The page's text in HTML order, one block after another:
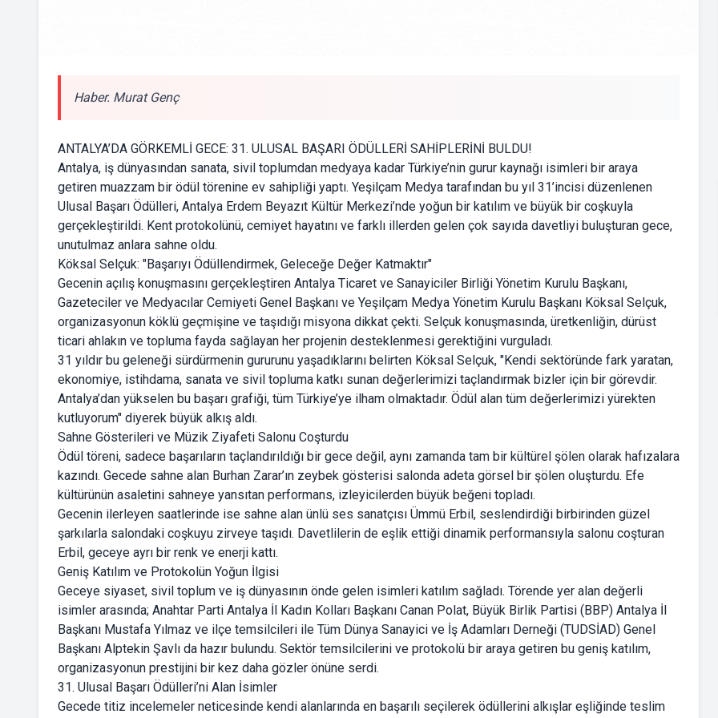
Haber. Murat Genç
ANTALYA’DA GÖRKEMLİ GECE: 31. ULUSAL BAŞARI ÖDÜLLERİ SAHİPLERİNİ BULDU!
Antalya, iş dünyasından sanata, sivil toplumdan medyaya kadar Türkiye’nin gurur kaynağı isimleri bir araya
getiren muazzam bir ödül törenine ev sahipliği yaptı. Yeşilçam Medya tarafından bu yıl 31’incisi düzenlenen
Ulusal Başarı Ödülleri, Antalya Erdem Beyazıt Kültür Merkezi’nde yoğun bir katılım ve büyük bir coşkuyla
gerçekleştirildi. Kent protokolünü, cemiyet hayatını ve farklı illerden gelen çok sayıda davetliyi buluşturan gece,
unutulmaz anlara sahne oldu.
Köksal Selçuk: "Başarıyı Ödüllendirmek, Geleceğe Değer Katmaktır"
Gecenin açılış konuşmasını gerçekleştiren Antalya Ticaret ve Sanayiciler Birliği Yönetim Kurulu Başkanı,
Gazeteciler ve Medyacılar Cemiyeti Genel Başkanı ve Yeşilçam Medya Yönetim Kurulu Başkanı Köksal Selçuk,
organizasyonun köklü geçmişine ve taşıdığı misyona dikkat çekti. Selçuk konuşmasında, üretkenliğin, dürüst
ticari ahlakın ve topluma fayda sağlayan her projenin desteklenmesi gerektiğini vurguladı.
31 yıldır bu geleneği sürdürmenin gururunu yaşadıklarını belirten Köksal Selçuk, "Kendi sektöründe fark yaratan,
ekonomiye, istihdama, sanata ve sivil topluma katkı sunan değerlerimizi taçlandırmak bizler için bir görevdir.
Antalya’dan yükselen bu başarı grafiği, tüm Türkiye’ye ilham olmaktadır. Ödül alan tüm değerlerimizi yürekten
kutluyorum" diyerek büyük alkış aldı.
Sahne Gösterileri ve Müzik Ziyafeti Salonu Coşturdu
Ödül töreni, sadece başarıların taçlandırıldığı bir gece değil, aynı zamanda tam bir kültürel şölen olarak hafızalara
kazındı. Gecede sahne alan Burhan Zarar’ın zeybek gösterisi salonda adeta görsel bir şölen oluşturdu. Efe
kültürünün asaletini sahneye yansıtan performans, izleyicilerden büyük beğeni topladı.
Gecenin ilerleyen saatlerinde ise sahne alan ünlü ses sanatçısı Ümmü Erbil, seslendirdiği birbirinden güzel
şarkılarla salondaki coşkuyu zirveye taşıdı. Davetlilerin de eşlik ettiği dinamik performansıyla salonu coşturan
Erbil, geceye ayrı bir renk ve enerji kattı.
Geniş Katılım ve Protokolün Yoğun İlgisi
Geceye siyaset, sivil toplum ve iş dünyasının önde gelen isimleri katılım sağladı. Törende yer alan değerli
isimler arasında; Anahtar Parti Antalya İl Kadın Kolları Başkanı Canan Polat, Büyük Birlik Partisi (BBP) Antalya İl
Başkanı Mustafa Yılmaz ve ilçe temsilcileri ile Tüm Dünya Sanayici ve İş Adamları Derneği (TUDSİAD) Genel
Başkanı Alptekin Şavlı da hazır bulundu. Sektör temsilcilerini ve protokolü bir araya getiren bu geniş katılım,
organizasyonun prestijini bir kez daha gözler önüne serdi.
31. Ulusal Başarı Ödülleri’ni Alan İsimler
Gecede titiz incelemeler neticesinde kendi alanlarında en başarılı seçilerek ödüllerini alkışlar eşliğinde teslim